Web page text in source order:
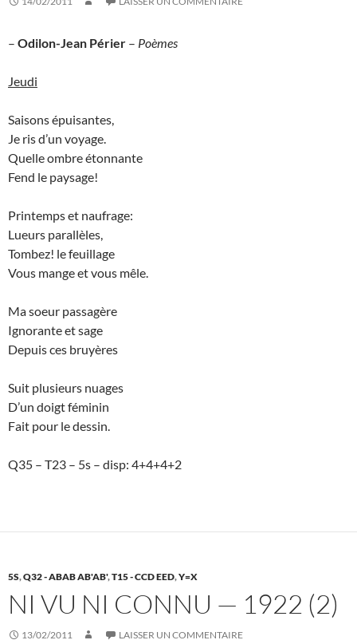
– Odilon-Jean Périer – Poèmes
Jeudi
Saisons épuisantes,
Je ris d’un voyage.
Quelle ombre étonnante
Fend le paysage!
Printemps et naufrage:
Lueurs parallèles,
Tombez! le feuillage
Vous mange et vous mêle.
Ma soeur passagère
Ignorante et sage
Depuis ces bruyères
Suit plusieurs nuages
D’un doigt féminin
Fait pour le dessin.
Q35 – T23 – 5s – disp: 4+4+4+2
5S,Q32 - ABAB AB'AB',T15 - CCD EED,Y=X
NI VU NI CONNU — 1922 (2)
13/02/2011 LAISSER UN COMMENTAIRE